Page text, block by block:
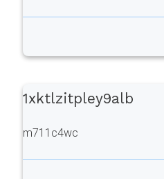
1xktlzitpley9alb
m711c4wc